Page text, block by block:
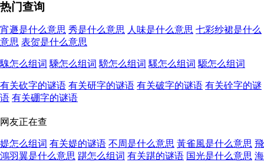
热门查询
宵遯是什么意思 秀是什么意思 人味是什么意思 七彩纱裙是什么
意思 表贺是什么意思
騩怎么组词 騬怎么组词 騯怎么组词 騱怎么组词 騵怎么组词
有关砍字的谜语 有关研字的谜语 有关破字的谜语 有关硂字的谜
语 有关硼字的谜语
网友正在查
媞怎么组词 有关媞的谜语 不周是什么意思 黃雀風是什么意思 飛
鴻羽翼是什么意思 踸怎么组词 有关踸的谜语 国光是什么意思 海